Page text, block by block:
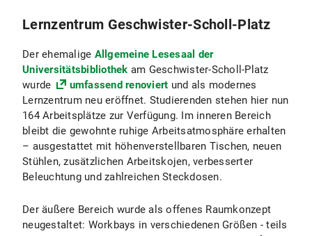
Lernzentrum Geschwister-Scholl-Platz
Der ehemalige Allgemeine Lesesaal der
Universitätsbibliothek am Geschwister-Scholl-Platz
wurde
umfassend renoviert und als modernes
Lernzentrum neu eröffnet. Studierenden stehen hier nun
164 Arbeitsplätze zur Verfügung. Im inneren Bereich
bleibt die gewohnte ruhige Arbeitsatmosphäre erhalten
– ausgestattet mit höhenverstellbaren Tischen, neuen
Stühlen, zusätzlichen Arbeitskojen, verbesserter
Beleuchtung und zahlreichen Steckdosen.
Der äußere Bereich wurde als offenes Raumkonzept
neugestaltet: Workbays in verschiedenen Größen - teils